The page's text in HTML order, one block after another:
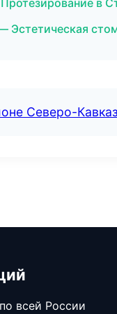
в
Эстетическая
Северо-
всей России